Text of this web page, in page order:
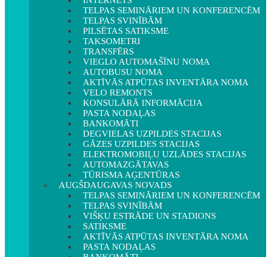
TELPAS SEMINĀRIEM UN KONFERENCĒM
TELPAS SVINĪBĀM
PILSĒTAS SATIKSME
TAKSOMETRI
TRANSFĒRS
VIEGLO AUTOMAŠĪNU NOMA
AUTOBUSU NOMA
AKTĪVĀS ATPŪTAS INVENTĀRA NOMA
VELO REMONTS
KONSULĀRĀ INFORMĀCIJA
PASTA NODAĻAS
BANKOMĀTI
DEGVIELAS UZPILDES STACIJAS
GĀZES UZPILDES STACIJAS
ELEKTROMOBIĻU UZLĀDES STACIJAS
AUTOMAZGĀTAVAS
TŪRISMA AĢENTŪRAS
AUGŠDAUGAVAS NOVADS
TELPAS SEMINĀRIEM UN KONFERENCĒM
TELPAS SVINĪBĀM
VIŠĶU ESTRĀDE UN STADIONS
SATIKSME
AKTĪVĀS ATPŪTAS INVENTĀRA NOMA
PASTA NODAĻAS